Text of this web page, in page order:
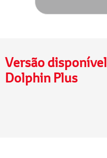
Versão disponível
Dolphin Plus